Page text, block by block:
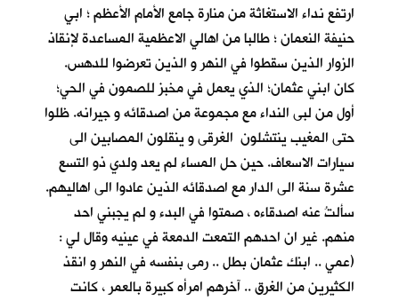
ارتفع نداء الاستغاثة من منارة جامع الأمام الأعظم ؛ ابي
حنيفة النعمان ؛ طالبا من اهالي الاعظمية المساعدة لإنقاذ
الزوار الذين سقطوا في النهر و الذين تعرضوا للدهس.
كان ابني عثمان؛ الذي يعمل في مخبز للصمون في الحي؛
أول من لبى النداء مع مجموعة من اصدقائه و جيرانه. ظلوا
حتى المغيب ينتشلون الغرقى و ينقلون المصابين الى
سيارات الاسعاف. حين حل المساء لم يعد ولدي ذو التسع
عشرة سنة الى الدار مع اصدقائه الذين عادوا الى اهاليهم.
سألتُ عنه اصدقاءه ، صمتوا في البدء و لم يجبني احد
منهم. غير ان احدهم التمعت الدمعة في عينيه وقال لي :
(عمي .. ابنك عثمان بطل .. رمى بنفسه في النهر و انقذ
الكثيرين من الغرق .. آخرهم امرأه كبيرة بالعمر ، كانت